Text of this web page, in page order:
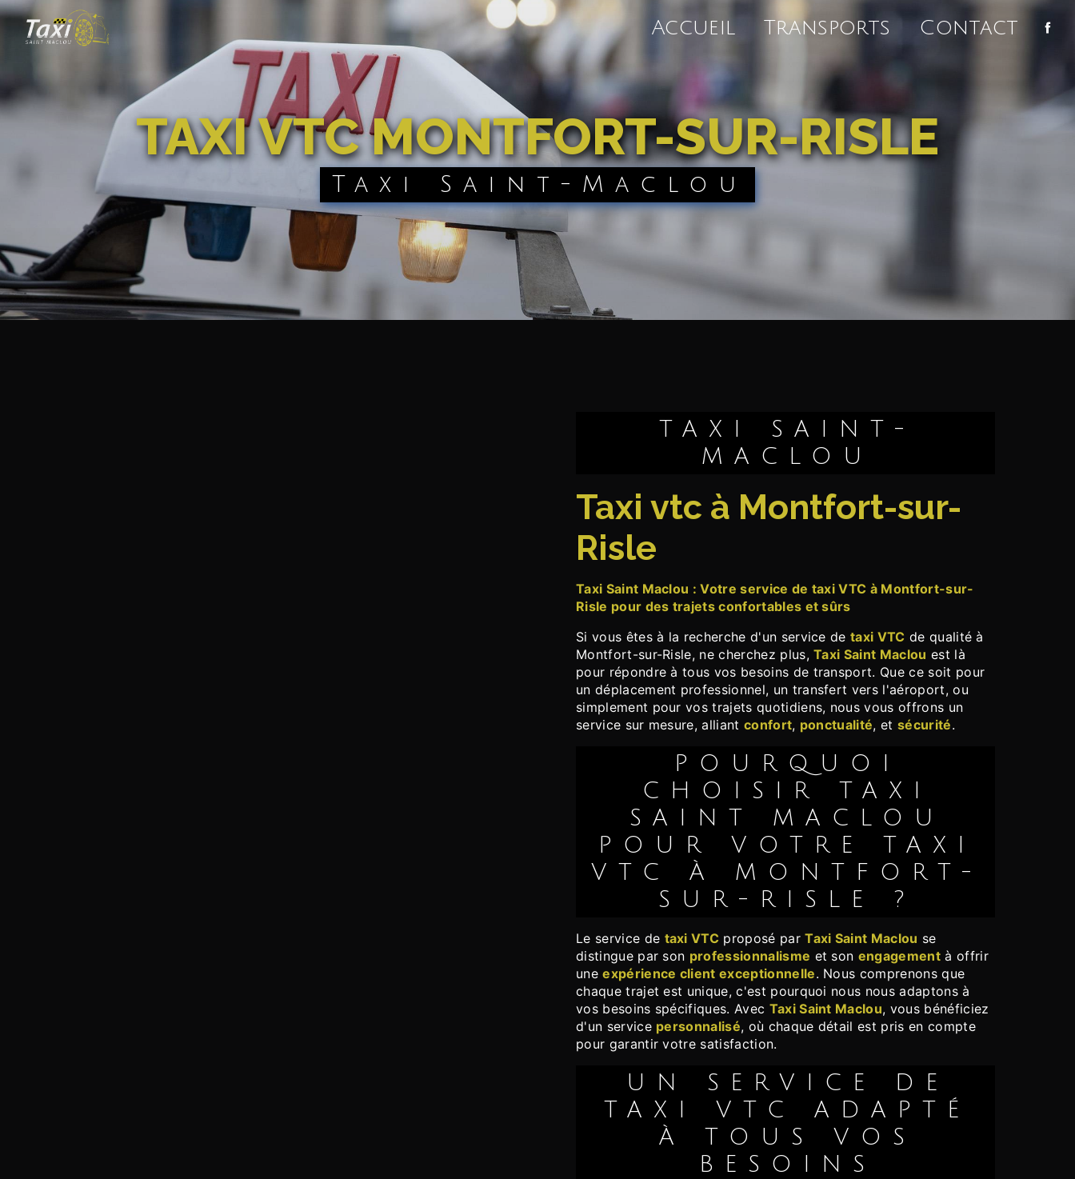
Accueil Transports Contact
TAXI VTC MONTFORT-SUR-RISLE
Taxi Saint-Maclou
TAXI SAINT-
MACLOU
taxi vtc à Montfort-sur-
Risle
Taxi Saint Maclou : Votre service de taxi VTC à Montfort-sur-
Risle pour des trajets confortables et sûrs
Si vous êtes à la recherche d'un service detaxi VTC de qualité à
Montfort-sur-Risle, ne cherchez plus,Taxi Saint Maclou est là
pour répondre à tous vos besoins de transport. Que ce soit pour
un déplacement professionnel, un transfert vers l'aéroport, ou
simplement pour vos trajets quotidiens, nous vous offrons un
service sur mesure, alliant confort, ponctualité, et sécurité.
POURQUOI
CHOISIR TAXI
SAINT MACLOU
POUR VOTRE TAXI
VTC À MONTFORT-
SUR-RISLE ?
Le service de taxi VTC proposé parTaxi Saint Maclou se
distingue par son professionnalisme et son engagementà offrir
uneexpérience client exceptionnelle. Nous comprenons que
chaque trajet est unique, c'est pourquoi nous nous adaptons à
vos besoins spécifiques. Avec Taxi Saint Maclou, vous bénéficiez
d'un service personnalisé, où chaque détail est pris en compte
pour garantir votre satisfaction.
UN SERVICE DE
TAXI VTC ADAPTÉ
À TOUS VOS
BESOINS
Panneau de gestion des cookies